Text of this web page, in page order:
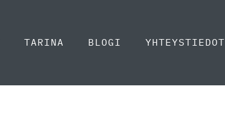
TARINA BLOGI YHTEYSTIEDOT